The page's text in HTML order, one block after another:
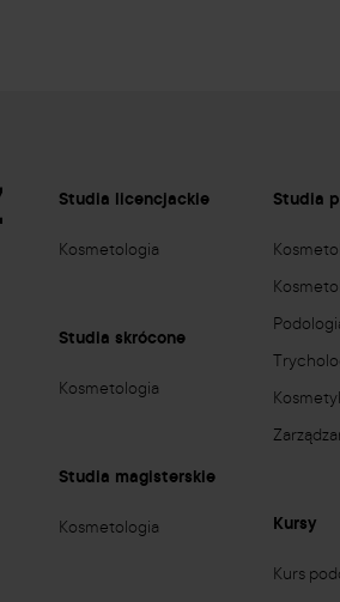
Studia licencjackie
Kosmetologia
Studia skrócone
Kosmetologia
Studia magisterskie
Kosmetologia
Studia
Kursy
Kurs